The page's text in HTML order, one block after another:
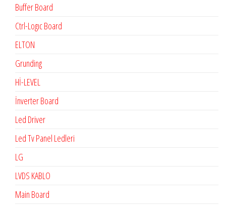
Buffer Board
Ctrl-Logıc Board
ELTON
Grunding
Hİ-LEVEL
İnverter Board
Led Driver
Led Tv Panel Ledleri
LG
LVDS KABLO
Main Board